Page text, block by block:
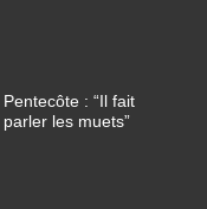
: “Il fait
les muets”